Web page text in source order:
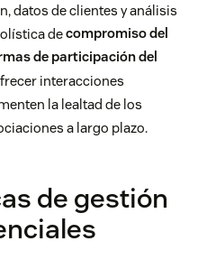
datos de clientes y análisis
decompromiso del
de participación del
interacciones
la lealtad de los
a largo plazo.
de gestión